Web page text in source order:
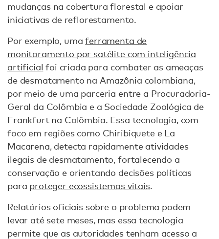
mudanças na cobertura florestal e apoiar
iniciativas de reflorestamento.
Por exemplo, umaferramenta de
monitoramento por satélite com inteligência
artificial foi criada para combater as ameaças
de desmatamento na Amazônia colombiana,
por meio de uma parceria entre a Procuradoria-
Geral da Colômbia e a Sociedade Zoológica de
Frankfurt na Colômbia. Essa tecnologia, com
foco em regiões como Chiribiquete e La
Macarena, detecta rapidamente atividades
ilegais de desmatamento, fortalecendo a
conservação e orientando decisões políticas
para proteger ecossistemas vitais.
Relatórios oficiais sobre o problema podem
levar até sete meses, mas essa tecnologia
permite que as autoridades tenham acesso a